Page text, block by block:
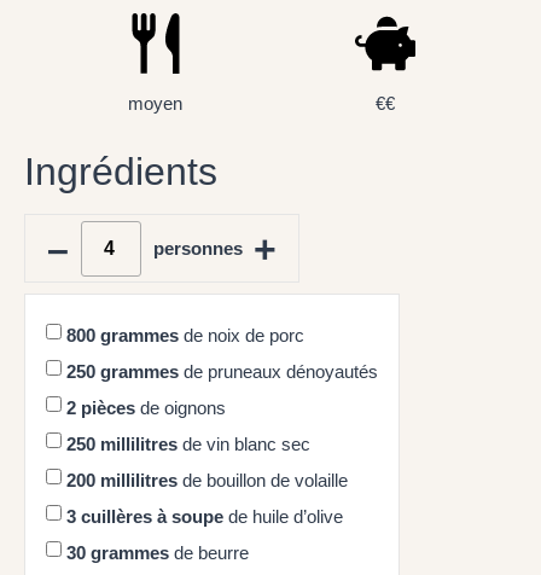
moyen €€
Ingrédients
–
personnes +
800 grammes de noix de porc
250 grammes de pruneaux dénoyautés
2 pièces de oignons
250 millilitres de vin blanc sec
200 millilitres de bouillon de volaille
3 cuillères à soupe de huile d’olive
30 grammes de beurre